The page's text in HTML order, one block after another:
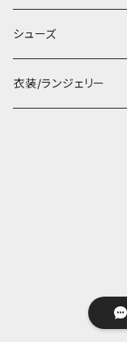
シューズ
衣装/ランジェリー